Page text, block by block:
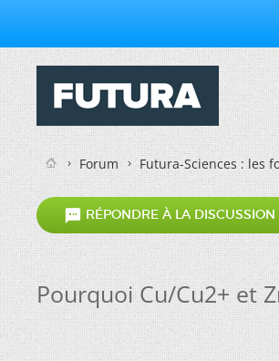
Forum Futura-Sciences : les
 RÉPONDRE À LA DISCUSSION
Pourquoi Cu/Cu2+ et